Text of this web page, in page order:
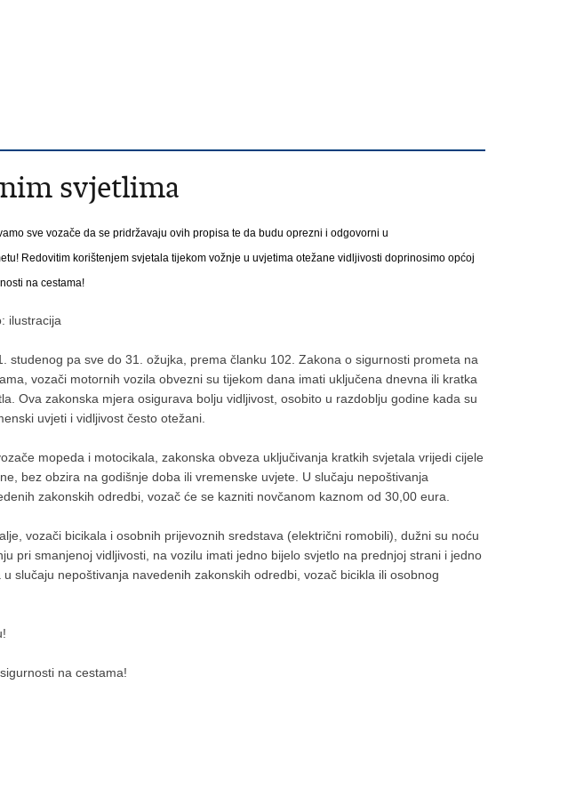
svjetlima
sve vozače da se pridržavaju ovih propisa te da budu oprezni i odgovorni u
Redovitim korištenjem svjetala tijekom vožnje u uvjetima otežane vidljivosti doprinosimo općoj
na cestama!
ilustracija
studenog pa sve do 31. ožujka, prema članku 102. Zakona o sigurnosti prometa na
vozači motornih vozila obvezni su tijekom dana imati uključena dnevna ili kratka
Ova zakonska mjera osigurava bolju vidljivost, osobito u razdoblju godine kada su
uvjeti i vidljivost često otežani.
mopeda i motocikala, zakonska obveza uključivanja kratkih svjetala vrijedi cijele
bez obzira na godišnje doba ili vremenske uvjete. U slučaju nepoštivanja
zakonskih odredbi, vozač će se kazniti novčanom kaznom od 30,00 eura.
vozači bicikala i osobnih prijevoznih sredstava (električni romobili), dužni su noću
pri smanjenoj vidljivosti, na vozilu imati jedno bijelo svjetlo na prednjoj strani i jedno
slučaju nepoštivanja navedenih zakonskih odredbi, vozač bicikla ili osobnog
na cestama!